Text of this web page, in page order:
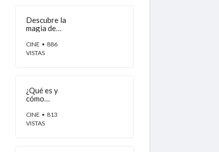
Descubre la
magia de
lugares
imperdibles
CINE • 886
VISTAS
¿Qué es y
cómo
Threads, la
nueva
CINE • 813
VISTAS